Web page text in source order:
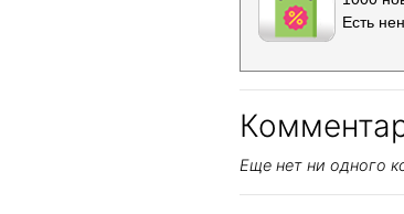
Есть
Еще нет ни одного